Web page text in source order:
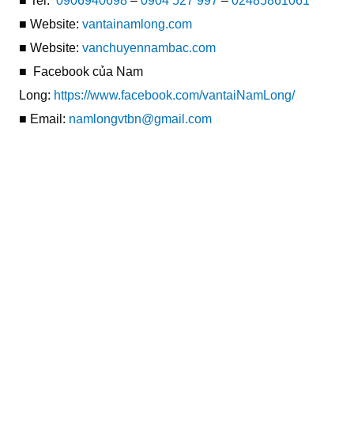
■ Website: vantainamlong.com
■ Website: vanchuyennambac.com
■ Facebook của Nam
Long: https://www.facebook.com/vantaiNamLong/
■ Email: namlongvtbn@gmail.com